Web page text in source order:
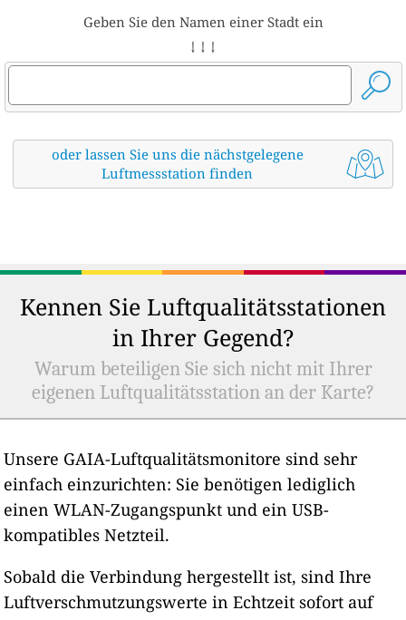
Geben Sie den Namen einer Stadt ein
↓ ↓ ↓
oder lassen Sie uns die nächstgelegene
Luftmessstation finden
Kennen Sie Luftqualitätsstationen
in Ihrer Gegend?
Warum beteiligen Sie sich nicht mit Ihrer
eigenen Luftqualitätsstation an der Karte?
Unsere GAIA-Luftqualitätsmonitore sind sehr
einfach einzurichten: Sie benötigen lediglich
einen WLAN-Zugangspunkt und ein USB-
kompatibles Netzteil.
Sobald die Verbindung hergestellt ist, sind Ihre
Luftverschmutzungswerte in Echtzeit sofort auf